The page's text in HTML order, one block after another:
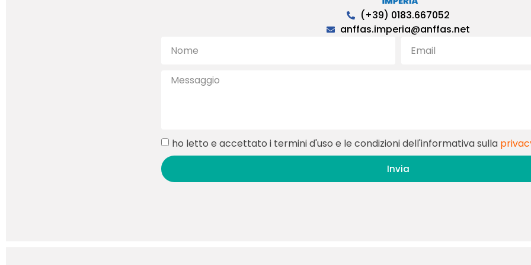
(+39) 0183.667052
anffas.imperia@anffas.net
ho letto e accettato i termini d'uso e le condizioni dell'informativa sulla
Invia